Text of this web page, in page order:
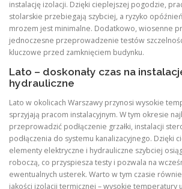
instalację izolacji. Dzięki cieplejszej pogodzie,
stolarskie przebiegają szybciej, a ryzyko
mrozem jest minimalne. Dodatkowo, wiosenne
jednoczesne przeprowadzenie testów
kluczowe przed zamknięciem budynku.
Lato – doskonały czas na
hydrauliczne
Lato w okolicach Warszawy przynosi wysokie
sprzyjają pracom instalacyjnym. W tym okresie
przeprowadzić podłączenie grzałki, instalacji
podłączenia do systemu kanalizacyjnego. Dzięki
elementy elektryczne i hydrauliczne szybciej
roboczą, co przyspiesza testy i pozwala na
ewentualnych usterek. Warto w tym czasie
jakości izolacji termicznej – wysokie temperatury